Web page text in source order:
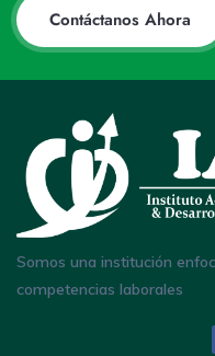
Contáctanos Ahora
Somos una institución
competencias laborales